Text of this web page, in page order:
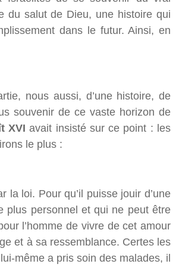
du salut de Dieu, une histoire qui
dans le futur. Ainsi, en
nous aussi, d’une histoire, de
souvenir de ce vaste horizon de
XVI avait insisté sur ce point : les
le plus :
la loi. Pour qu’il puisse jouir d’une
plus personnel et qui ne peut être
l’homme de vivre de cet amour
et à sa ressemblance. Certes les
même a pris soin des malades, il